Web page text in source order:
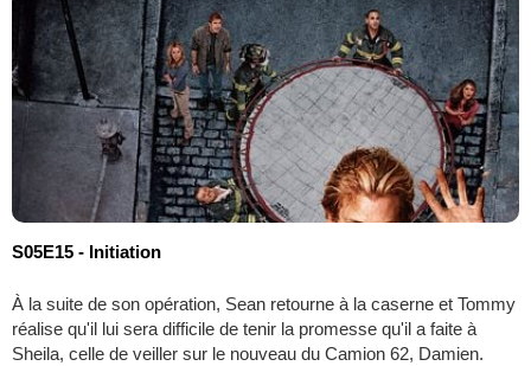
S05E15 - Initiation
À la suite de son opération, Sean retourne à la caserne et Tommy
réalise qu'il lui sera difficile de tenir la promesse qu'il a faite à
Sheila, celle de veiller sur le nouveau du Camion 62, Damien.